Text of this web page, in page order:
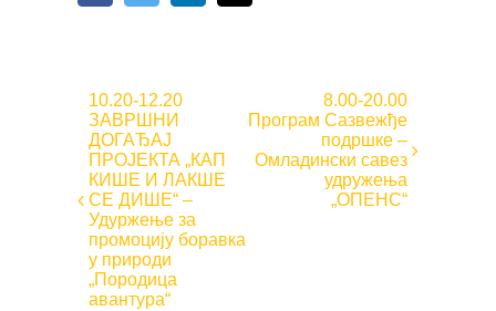
Event
Navigation
10.20-12.20
ЗАВРШНИ
ДОГАЂАЈ
ПРОЈЕКТА „КАП
КИШЕ И ЛАКШЕ
СЕ ДИШЕ“ –
Удуржење за
промоцију боравка
у природи
„Породица
авантура“
8.00-20.00
Програм Сазвежђе
подршке –
Омладински савез
удружења
„ОПЕНС“